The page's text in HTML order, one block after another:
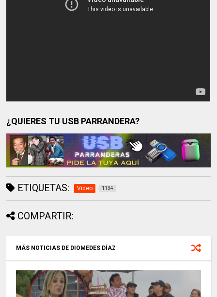
¿QUIERES TU USB PARRANDERA?
ETIQUETAS: Video 1134
COMPARTIR:
MÁS NOTICIAS DE DIOMEDES DÍAZ